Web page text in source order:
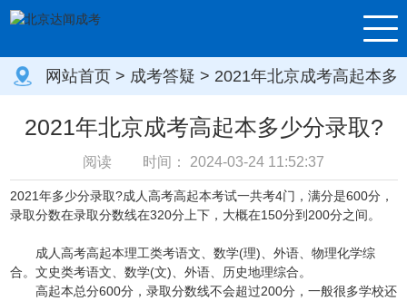
网站首页 > 成考答疑 > 2021年北京成考高起本多
少分录取?
2021年北京成考高起本多少分录取?
阅读 时间： 2024-03-24 11:52:37
2021年多少分录取?成人高考高起本考试一共考4门，满分是600分，
录取分数在录取分数线在320分上下，大概在150分到200分之间。
成人高考高起本理工类考语文、数学(理)、外语、物理化学综
合。文史类考语文、数学(文)、外语、历史地理综合。
高起本总分600分，录取分数线不会超过200分，一般很多学校还